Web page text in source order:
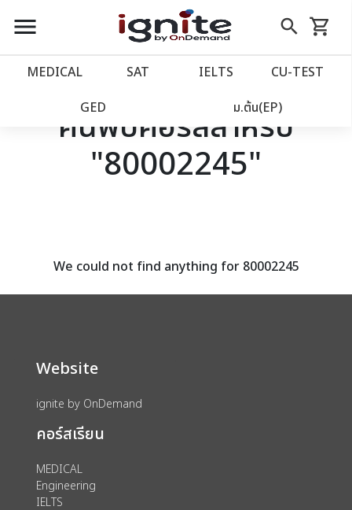
close
account_balance หน้าแรก
เว็บไซต์อิกไนท์
โปรโมชั่น
assignment ลงทะเบียน
menu search
Skip
to
shopping_cart
รถเข็น
MEDICAL SAT IELTS CU‑TEST
GED ม.ต้น(EP)
ค้นพบคอร์สสำหรับ
"80002245"
We could not find anything for 80002245
Website
ignite by OnDemand
คอร์สเรียน
MEDICAL
Engineering
IELTS